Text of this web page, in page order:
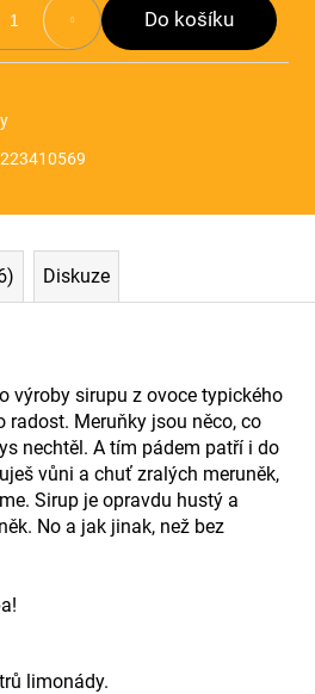
Do košíku
Diskuze
výroby sirupu z ovoce typického
radost. Meruňky jsou něco, co
nechtěl. A tím pádem patří i do
vůni a chuť zralých meruněk,
Sirup je opravdu hustý a
No a jak jinak, než bez
limonády.